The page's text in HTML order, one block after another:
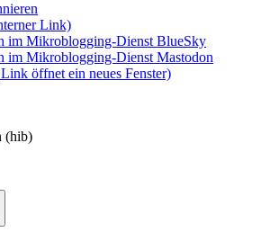
Link)
im Mikroblogging-Dienst BlueSky
im Mikroblogging-Dienst Mastodon
öffnet ein neues Fenster)
(hib)